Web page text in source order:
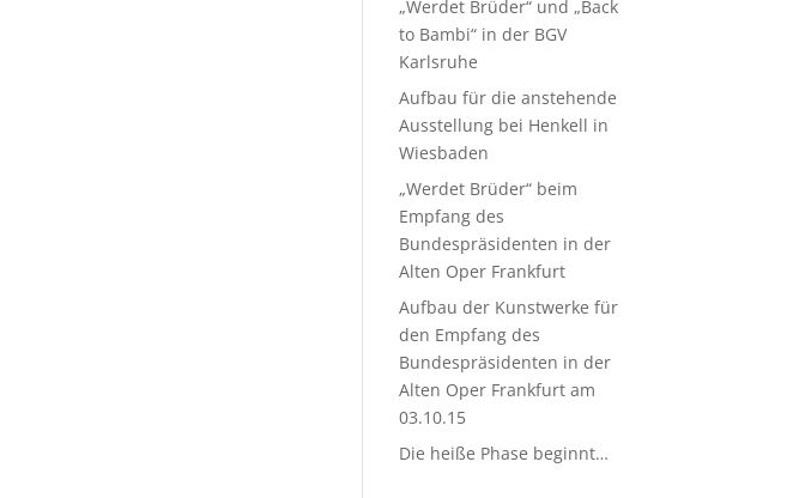
„Werdet Brüder“ und „Back
to Bambi“ in der BGV
Karlsruhe
Aufbau für die anstehende
Ausstellung bei Henkell in
Wiesbaden
„Werdet Brüder“ beim
Empfang des
Bundespräsidenten in der
Alten Oper Frankfurt
Aufbau der Kunstwerke für
den Empfang des
Bundespräsidenten in der
Alten Oper Frankfurt am
03.10.15
Die heiße Phase beginnt…